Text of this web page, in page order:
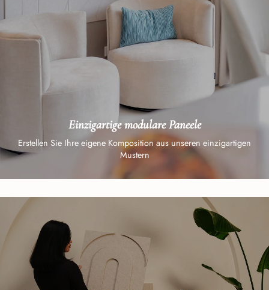
Einzigartige modulare Paneele
Erstellen Sie Ihre eigene Komposition aus unseren einzigartigen
Mustern